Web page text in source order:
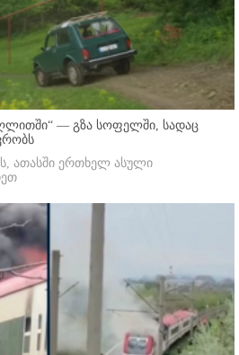
— გზა სოფელში, სადაც
ათასში ერთხელ ასული